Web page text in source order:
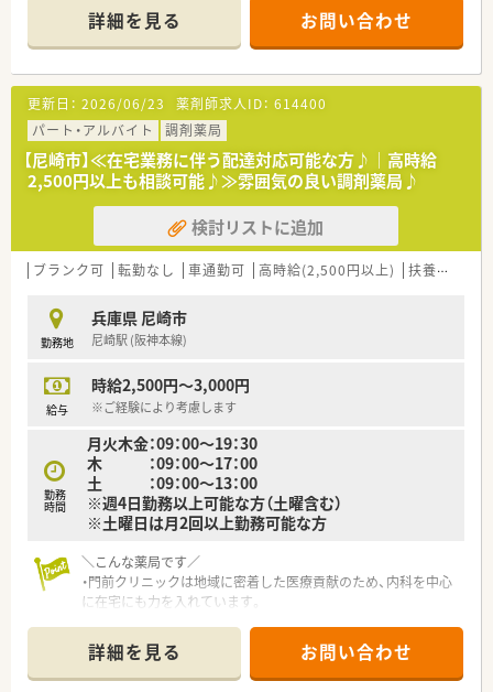
■多数の患者様をお待たせすることのないよう、
スピーディ・正確・丁寧な対応を心がけています。
＼ こんな方にオススメです ／
■高時給のWワーク先を検討されている方
■短時間のパート求人を探されている方など
＼ こんな法人様です ／
■ 大阪に本社を置き、全国に130以上の店舗を展開している薬局
です。
「医療」「介護」「福祉」と幅広い分野で実績のある
■ 関連会社がグループ内にあり、それらのノウハウを薬局事業
部にも取り入れている点が強みです。
詳細を見る お問い合わせ
更新日： 2026/06/23 薬剤師求人ID： 614400
パート・アルバイト
調剤薬局
【尼崎市】≪在宅業務に伴う配達対応可能な方♪｜高時給
2,500円以上も相談可能♪≫雰囲気の良い調剤薬局♪
検討リストに追加
ブランク可 転勤なし 車通勤可 高時給(2,500円以上) 扶養内勤務OK
勤務地
兵庫県 尼崎市
尼崎駅 (阪神本線)
給与
時給2,500円～3,000円
※ご経験により考慮します
勤務
時間
月火木金：09：00～19：30
木 ：09：00～17：00
土 ：09：00～13：00
※週4日勤務以上可能な方（土曜含む）
※土曜日は月2回以上勤務可能な方
＼こんな薬局です／
・門前クリニックは地域に密着した医療貢献のため、内科を中心
に在宅にも力を入れています。
クであり
医薬品や処方内容は覚えやすく、クリニックとも連携しやすい
環境です。
詳細を見る お問い合わせ